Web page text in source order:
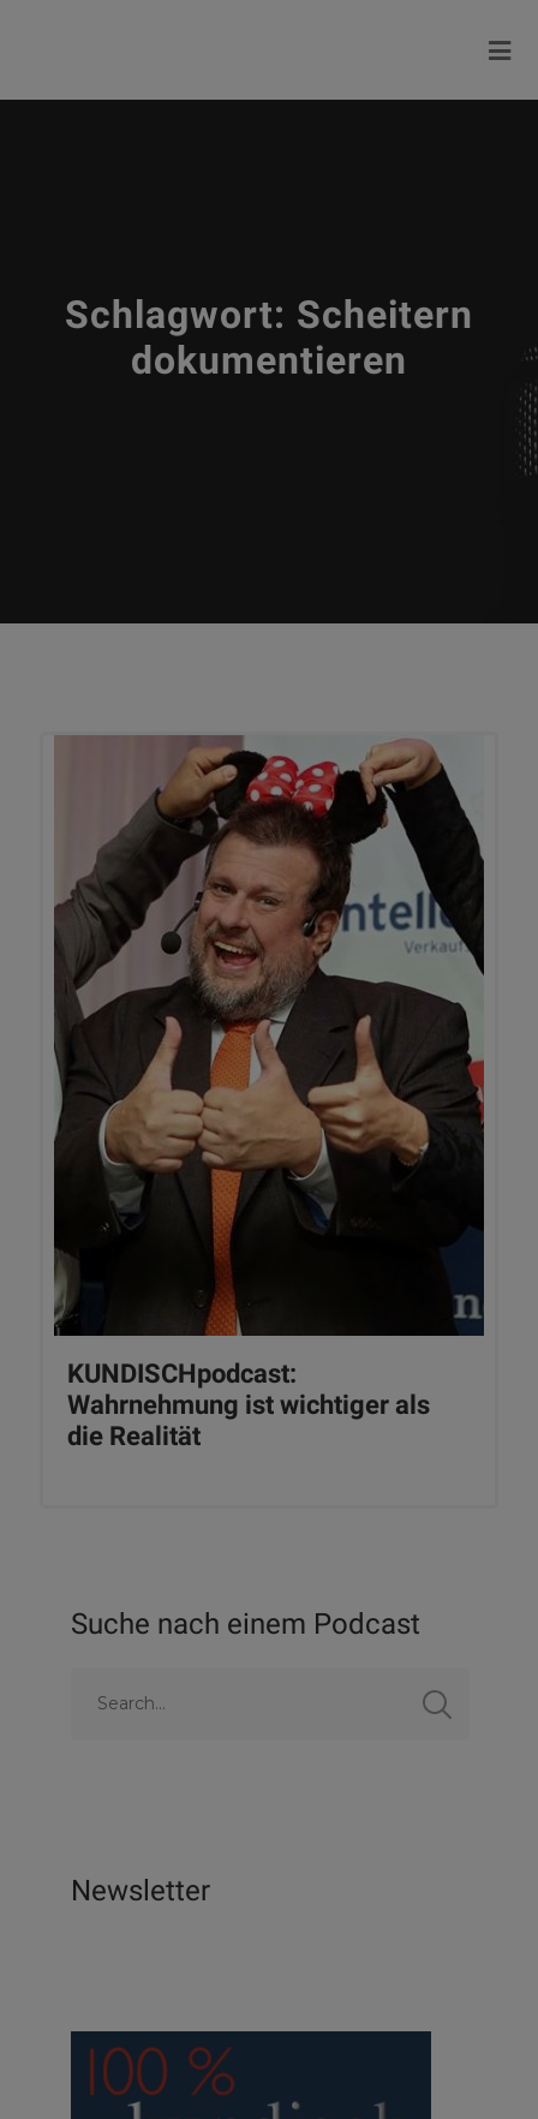
Schlagwort: Scheitern
dokumentieren
KUNDISCHpodcast:
Wahrnehmung ist wichtiger als
die Realität
Suche nach einem Podcast
Newsletter